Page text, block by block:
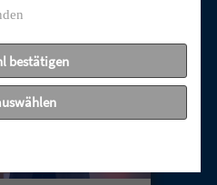
bestätigen